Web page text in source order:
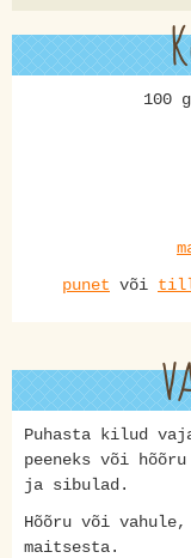
100
punet või
Puhasta kilud
peeneks või
ja sibulad.
Hõõru või
maitsesta.